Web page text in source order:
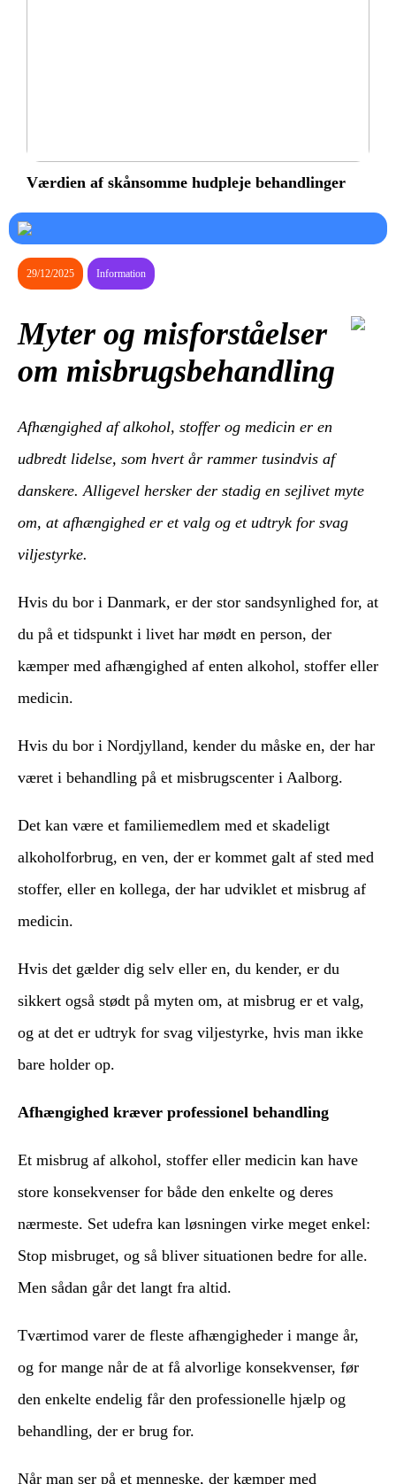
Værdien af skånsomme hudpleje behandlinger
29/12/2025 Information
Myter og misforståelser
om misbrugsbehandling
Afhængighed af alkohol, stoffer og medicin er en
udbredt lidelse, som hvert år rammer tusindvis af
danskere. Alligevel hersker der stadig en sejlivet myte
om, at afhængighed er et valg og et udtryk for svag
viljestyrke.
Hvis du bor i Danmark, er der stor sandsynlighed for, at
du på et tidspunkt i livet har mødt en person, der
kæmper med afhængighed af enten alkohol, stoffer eller
medicin.
Hvis du bor i Nordjylland, kender du måske en, der har
været i behandling på et misbrugscenter i Aalborg.
Det kan være et familiemedlem med et skadeligt
alkoholforbrug, en ven, der er kommet galt af sted med
stoffer, eller en kollega, der har udviklet et misbrug af
medicin.
Hvis det gælder dig selv eller en, du kender, er du
sikkert også stødt på myten om, at misbrug er et valg,
og at det er udtryk for svag viljestyrke, hvis man ikke
bare holder op.
Afhængighed kræver professionel behandling
Et misbrug af alkohol, stoffer eller medicin kan have
store konsekvenser for både den enkelte og deres
nærmeste. Set udefra kan løsningen virke meget enkel:
Stop misbruget, og så bliver situationen bedre for alle.
Men sådan går det langt fra altid.
Tværtimod varer de fleste afhængigheder i mange år,
og for mange når de at få alvorlige konsekvenser, før
den enkelte endelig får den professionelle hjælp og
behandling, der er brug for.
Når man ser på et menneske, der kæmper med